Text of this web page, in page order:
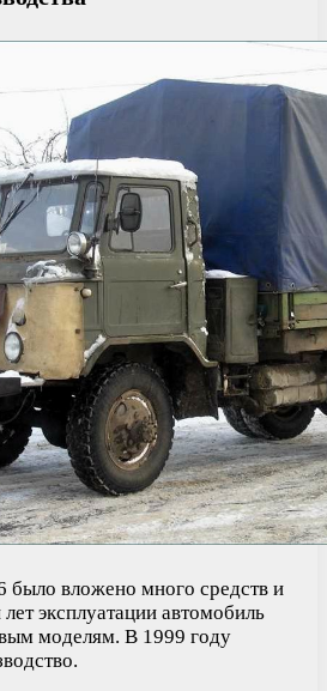
было вложено много средств и
эксплуатации автомобиль
моделям. В 1999 году